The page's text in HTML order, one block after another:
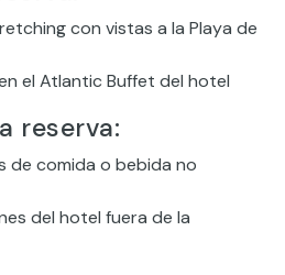
con vistas a la Playa de
el Atlantic Buffet del hotel
reserva:
de comida o bebida no
del hotel fuera de la